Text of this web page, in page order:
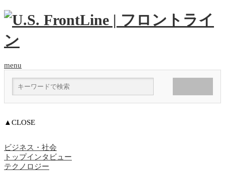
menu
▲CLOSE
ビジネス・社会
トップインタビュー
テクノロジー